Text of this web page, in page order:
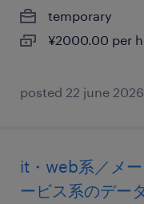
temporary
¥2000.00 per
posted 22 june 2026
it・web系／メ
ービス系のデー